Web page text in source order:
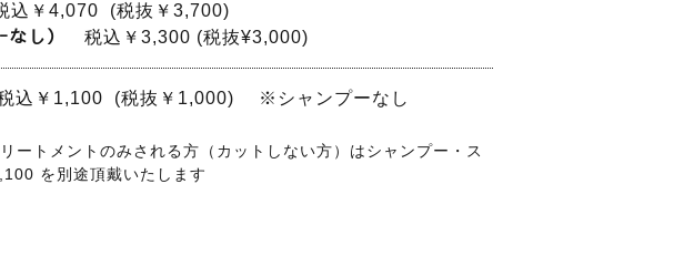
込￥4,070 (税抜￥3,700)
ｰなし） 税込￥3,300 (税抜¥3,000)
込￥1,100 (税抜￥1,000) ※シャンプーなし
ートメントのみされる方（カットしない方）はシャンプー・ス
を別途頂戴いたします